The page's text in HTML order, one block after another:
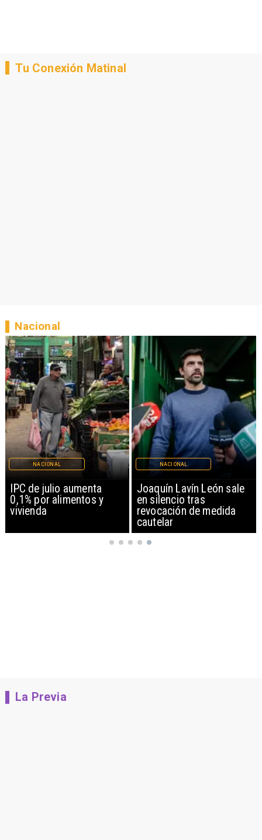
Tu Conexión Matinal
IPC de julio aumenta
0,1% por alimentos y
vivienda
NACIONAL
Joaquín Lavín León sale
en silencio tras
revocación de medida
cautelar
NACIONAL
Nacional
La Previa